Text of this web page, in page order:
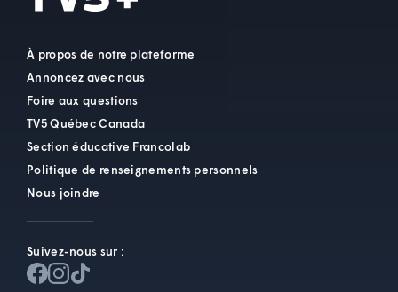
À propos de notre plateforme
Annoncez avec nous
Foire aux questions
TV5 Québec Canada
Section éducative Francolab
Politique de renseignements personnels
Nous joindre
Suivez-nous sur :